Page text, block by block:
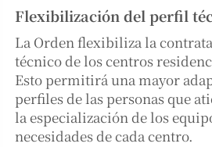
Flexibilización del perfil
La Orden flexibiliza la
técnico de los centros
Esto permitirá una mayor
perfiles de las personas que
la especialización de los
necesidades de cada centro.